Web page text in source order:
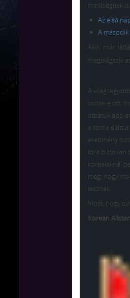
minőségűek
Az első
A
Akik már
megelégszik
A világ
voltak-e ott,
ottlétük épp
a torna előtt
eredmény
Idra biztosan
koreaiaknál
meg, hogy
lesznek.
Most, hogy
Korean